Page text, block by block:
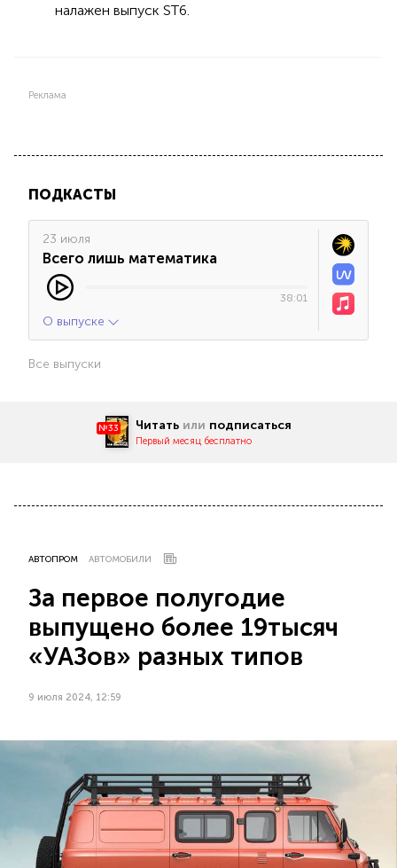
налажен выпуск ST6.
Реклама
ПОДКАСТЫ
23 июля
Всего лишь математика
38:01
О выпуске
Все выпуски
№33 Читать или подписаться
Первый месяц бесплатно
АВТОПРОМ АВТОМОБИЛИ
За первое полугодие
выпущено более 19 тысяч
«УАЗов» разных типов
9 июля 2024, 12:59